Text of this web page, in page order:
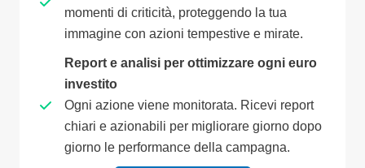
momenti di criticità, proteggendo la tua
immagine con azioni tempestive e mirate.
Report e analisi per ottimizzare ogni euro
investito
Ogni azione viene monitorata. Ricevi report
chiari e azionabili per migliorare giorno dopo
giorno le performance della campagna.